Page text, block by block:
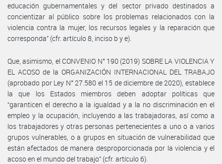
educación gubernamentales y del sector privado destinados a
concientizar al público sobre los problemas relacionados con la
violencia contra la mujer, los recursos legales y la reparación que
corresponda” (cfr. artículo 8, inciso b y e).
Que, asimismo, el CONVENIO N° 190 (2019) SOBRE LA VIOLENCIA Y
EL ACOSO de la ORGANIZACIÓN INTERNACIONAL DEL TRABAJO
(aprobado por Ley N° 27.580 el 15 de diciembre de 2020), establece
la que los Estados miembros deben adoptar políticas que
“garanticen el derecho a la igualdad y a la no discriminación en el
empleo y la ocupación, incluyendo a las trabajadoras, así como a
los trabajadores y otras personas pertenecientes a uno o a varios
grupos vulnerables, o a grupos en situación de vulnerabilidad que
están afectados de manera desproporcionada por la violencia y el
acoso en el mundo del trabajo” (cfr. artículo 6).